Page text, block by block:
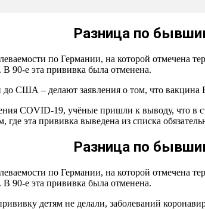
Разница по
по Германии, на которой
90-е эта прививка была отменена.
США – делают заявления о том, что вакцина
COVID-19, учёные пришли к выводу, что
где эта прививка выведена из списка
Разница по
по Германии, на которой
90-е эта прививка была отменена.
детям не делали, заболеваний